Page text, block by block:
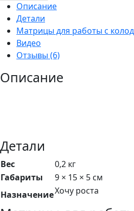
Описание
Детали
Матрицы для работы с
Видео
Отзывы (6)
Описание
Детали
Вес
0,2 кг
Габариты
9 × 15 × 5 см
НазначениеХочу роста